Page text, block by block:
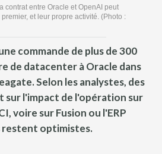
contrat entre Oracle et OpenAI peut
et leur propre activité. (Photo :
commande de plus de 300
de datacenter à Oracle dans
Selon les analystes, des
sur l'impact de l'opération sur
voire sur Fusion ou l'ERP
restent optimistes.